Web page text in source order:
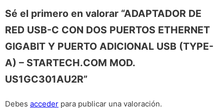
Sé el primero en valorar “ADAPTADOR DE
RED USB-C CON DOS PUERTOS ETHERNET
GIGABIT Y PUERTO ADICIONAL USB (TYPE-
A) – STARTECH.COM MOD.
US1GC301AU2R”
Debes acceder para publicar una valoración.